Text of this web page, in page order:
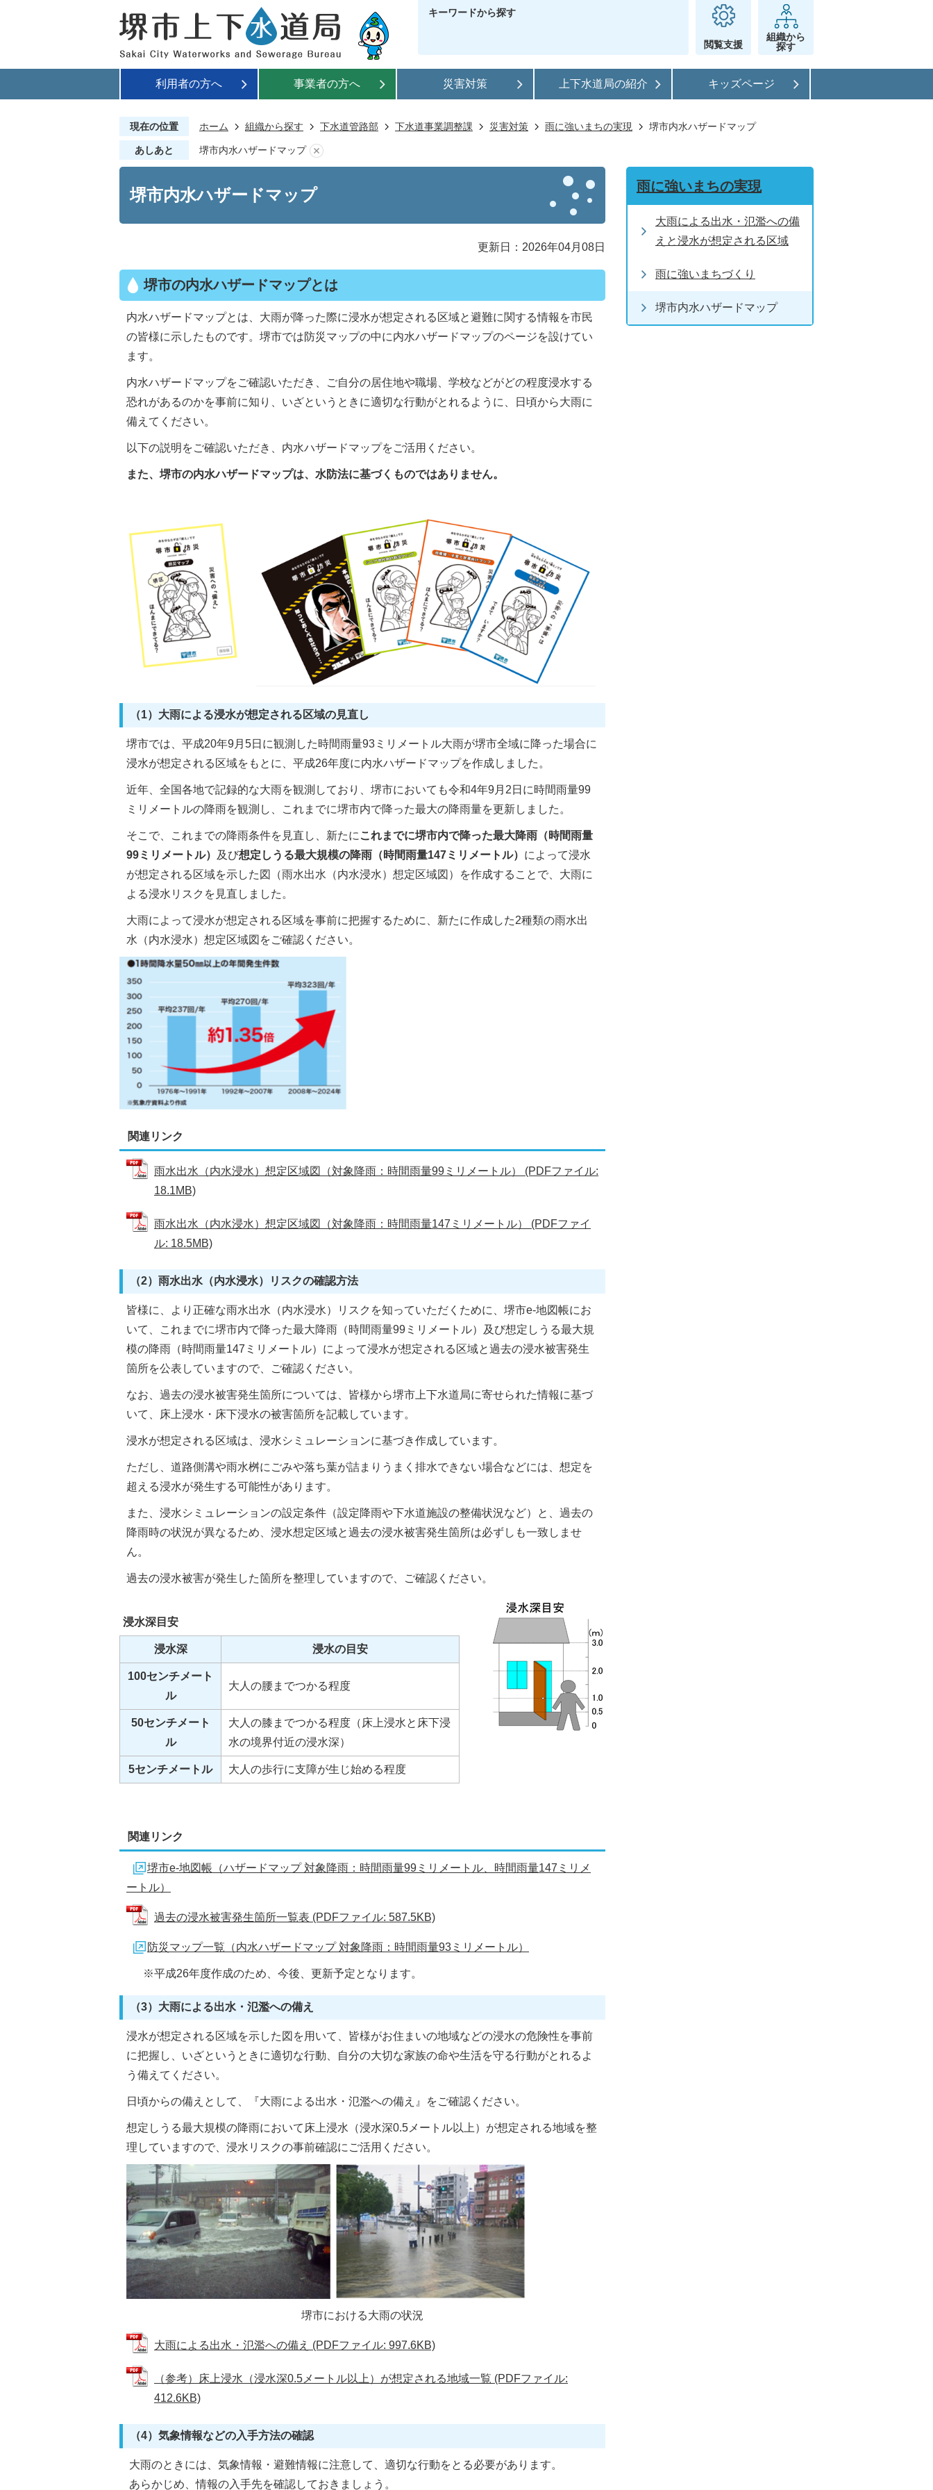
キーワードから探す
閲覧支援
組織から
探す
利用者の方へ 事業者の方へ 災害対策 上下水道局の紹介 キッズページ
現在の位置 ホーム 組織から探す 下水道管路部 下水道事業調整課 災害対策 雨に強いまちの実現 堺市内水ハザードマップ
あしあと 堺市内水ハザードマップ
堺市内水ハザードマップ
更新日：2026年04月08日
堺市の内水ハザードマップとは
内水ハザードマップとは、大雨が降った際に浸水が想定される区域と避難に関する情報を市民
の皆様に示したものです。堺市では防災マップの中に内水ハザードマップのページを設けてい
ます。
内水ハザードマップをご確認いただき、ご自分の居住地や職場、学校などがどの程度浸水する
恐れがあるのかを事前に知り、いざというときに適切な行動がとれるように、日頃から大雨に
備えてください。
以下の説明をご確認いただき、内水ハザードマップをご活用ください。
また、堺市の内水ハザードマップは、水防法に基づくものではありません。
（1）大雨による浸水が想定される区域の見直し
堺市では、平成20年9月5日に観測した時間雨量93ミリメートル大雨が堺市全域に降った場合に
浸水が想定される区域をもとに、平成26年度に内水ハザードマップを作成しました。
近年、全国各地で記録的な大雨を観測しており、堺市においても令和4年9月2日に時間雨量99
ミリメートルの降雨を観測し、これまでに堺市内で降った最大の降雨量を更新しました。
そこで、これまでの降雨条件を見直し、新たに これまでに堺市内で降った最大降雨（時間雨量
99ミリメートル）
及び想定しうる最大規模の降雨（時間雨量147ミリメートル） によって浸水
が想定される区域を示した図（雨水出水（内水浸水）想定区域図）を作成することで、大雨に
よる浸水リスクを見直しました。
大雨によって浸水が想定される区域を事前に把握するために、新たに作成した2種類の雨水出
水（内水浸水）想定区域図をご確認ください。
関連リンク
雨水出水（内水浸水）想定区域図（対象降雨：時間雨量99ミリメートル） (PDFファイル:
18.1MB)
雨水出水（内水浸水）想定区域図（対象降雨：時間雨量147ミリメートル） (PDFファイ
ル: 18.5MB)
（2）雨水出水（内水浸水）リスクの確認方法
皆様に、より正確な雨水出水（内水浸水）リスクを知っていただくために、堺市e-地図帳にお
いて、これまでに堺市内で降った最大降雨（時間雨量99ミリメートル）及び想定しうる最大規
模の降雨（時間雨量147ミリメートル）によって浸水が想定される区域と過去の浸水被害発生
箇所を公表していますので、ご確認ください。
なお、過去の浸水被害発生箇所については、皆様から堺市上下水道局に寄せられた情報に基づ
いて、床上浸水・床下浸水の被害箇所を記載しています。
浸水が想定される区域は、浸水シミュレーションに基づき作成しています。
ただし、道路側溝や雨水桝にごみや落ち葉が詰まりうまく排水できない場合などには、想定を
超える浸水が発生する可能性があります。
また、浸水シミュレーションの設定条件（設定降雨や下水道施設の整備状況など）と、過去の
降雨時の状況が異なるため、浸水想定区域と過去の浸水被害発生箇所は必ずしも一致しませ
ん。
過去の浸水被害が発生した箇所を整理していますので、ご確認ください。
浸水深目安
浸水深 浸水の目安
100センチメート
ル
大人の腰までつかる程度
50センチメート
ル
大人の膝までつかる程度（床上浸水と床下浸
水の境界付近の浸水深）
5センチメートル 大人の歩行に支障が生じ始める程度
関連リンク
堺市e-地図帳（ハザードマップ 対象降雨：時間雨量99ミリメートル、時間雨量147ミリメ
ートル）
過去の浸水被害発生箇所一覧表 (PDFファイル: 587.5KB)
防災マップ一覧（内水ハザードマップ 対象降雨：時間雨量93ミリメートル）
※平成26年度作成のため、今後、更新予定となります。
（3）大雨による出水・氾濫への備え
浸水が想定される区域を示した図を用いて、皆様がお住まいの地域などの浸水の危険性を事前
に把握し、いざというときに適切な行動、自分の大切な家族の命や生活を守る行動がとれるよ
う備えてください。
日頃からの備えとして、『大雨による出水・氾濫への備え』をご確認ください。
想定しうる最大規模の降雨において床上浸水（浸水深0.5メートル以上）が想定される地域を整
理していますので、浸水リスクの事前確認にご活用ください。
堺市における大雨の状況
大雨による出水・氾濫への備え (PDFファイル: 997.6KB)
（参考）床上浸水（浸水深0.5メートル以上）が想定される地域一覧 (PDFファイル:
412.6KB)
（4）気象情報などの入手方法の確認
大雨のときには、気象情報・避難情報に注意して、適切な行動をとる必要があります。
あらかじめ、情報の入手先を確認しておきましょう。
雨に強いまちの実現
大雨による出水・氾濫への備
えと浸水が想定される区域
雨に強いまちづくり
堺市内水ハザードマップ